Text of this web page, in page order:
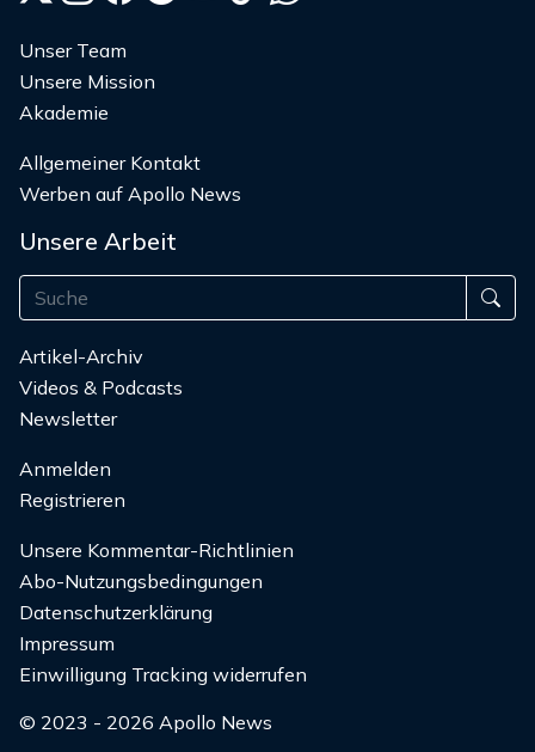
Unser Team
Unsere Mission
Akademie
Allgemeiner Kontakt
Werben auf Apollo News
Unsere Arbeit
Artikel-Archiv
Videos & Podcasts
Newsletter
Anmelden
Registrieren
Unsere Kommentar-Richtlinien
Abo-Nutzungsbedingungen
Datenschutzerklärung
Impressum
Einwilligung Tracking widerrufen
© 2023 - 2026 Apollo News